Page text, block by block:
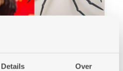
Details Over